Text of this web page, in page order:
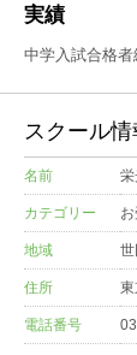
実績
中学入試合格
スクール情
名前
カテゴリー
地域 世
住所
電話番号